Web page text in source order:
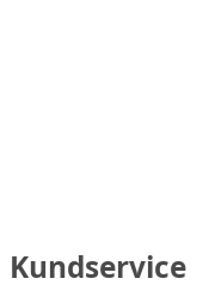
Kundservice